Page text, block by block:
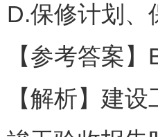
D.保修计划、
【参考答案】
【解析】建